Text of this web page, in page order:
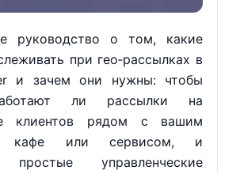
руководство о том, какие
при гео‑рассылках в
и зачем они нужны: чтобы
ли рассылки на
клиентов рядом с вашим
кафе или сервисом, и
простые управленческие